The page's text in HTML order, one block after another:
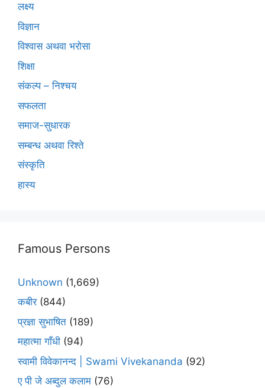
लक्ष्य
विज्ञान
विश्वास अथवा भरोसा
शिक्षा
संकल्प – निश्चय
सफलता
समाज-सुधारक
सम्बन्ध अथवा रिश्ते
संस्कृति
हास्य
Famous Persons
Unknown (1,669)
कबीर(844)
प्रज्ञा सुभाषित (189)
महात्मा गाँधी (94)
स्वामी विवेकानन्द | Swami Vivekananda (92)
ए पी जे अब्दुल कलाम (76)